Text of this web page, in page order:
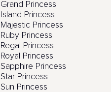
Grand Princess
Island Princess
Majestic Princess
Ruby Princess
Regal Princess
Royal Princess
Sapphire Princess
Star Princess
Sun Princess